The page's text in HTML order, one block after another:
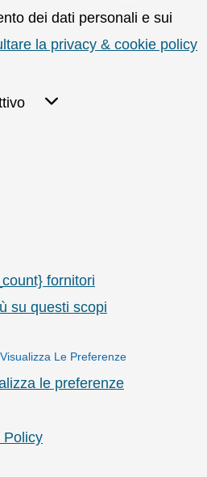
dei dati personali e sui
la privacy & cookie policy
fornitori
su questi scopi
Visualizza Le Preferenze
le preferenze
Policy